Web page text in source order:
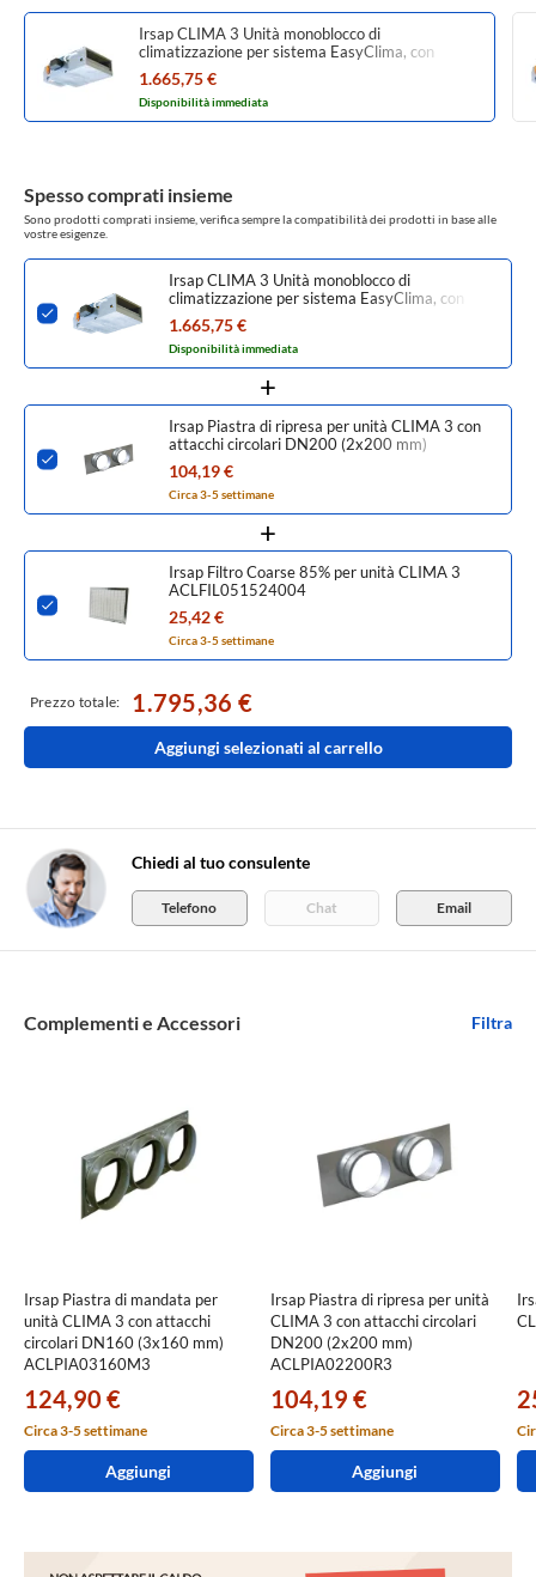
Irsap CLIMA 3 Unità monoblocco di
climatizzazione per sistema EasyClima, con
imbocco per presa aria primaria e ricircolo dagli
ambienti UCLS003H0SL00
1.665,75 €
Disponibilità immediata
Complementi e Accessori Filtra
Irsap Piastra di mandata per
unità CLIMA 3 con attacchi
circolari DN160 (3x160 mm)
ACLPIA03160M3
124,90 €
Circa 3-5 settimane
Aggiungi
Irsap Piastra di ripresa per unità
CLIMA 3 con attacchi circolari
DN200 (2x200 mm)
ACLPIA02200R3
104,19 €
Circa 3-5 settimane
Aggiungi
Spesso comprati insieme
Sono prodotti comprati insieme, verifica sempre la compatibilità dei prodotti in base alle
vostre esigenze.
Irsap CLIMA 3 Unità monoblocco di
climatizzazione per sistema EasyClima, con
imbocco per presa aria primaria e ricircolo dagli
ambienti UCLS003H0SL00
1.665,75 €
Disponibilità immediata
Irsap Piastra di ripresa per unità CLIMA 3 con
attacchi circolari DN200 (2x200 mm)
ACLPIA02200R3
104,19 €
Circa 3-5 settimane
Irsap Filtro Coarse 85% per unità CLIMA 3
ACLFIL051524004
25,42 €
Circa 3-5 settimane
Prezzo totale: 1.795,36 €
Aggiungi selezionati al carrello
Chiedi al tuo consulente
Telefono Chat Email